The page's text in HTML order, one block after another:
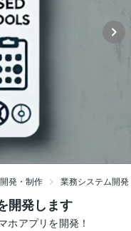
発・制作 業務システム開発
開発します
ホアプリを開発！